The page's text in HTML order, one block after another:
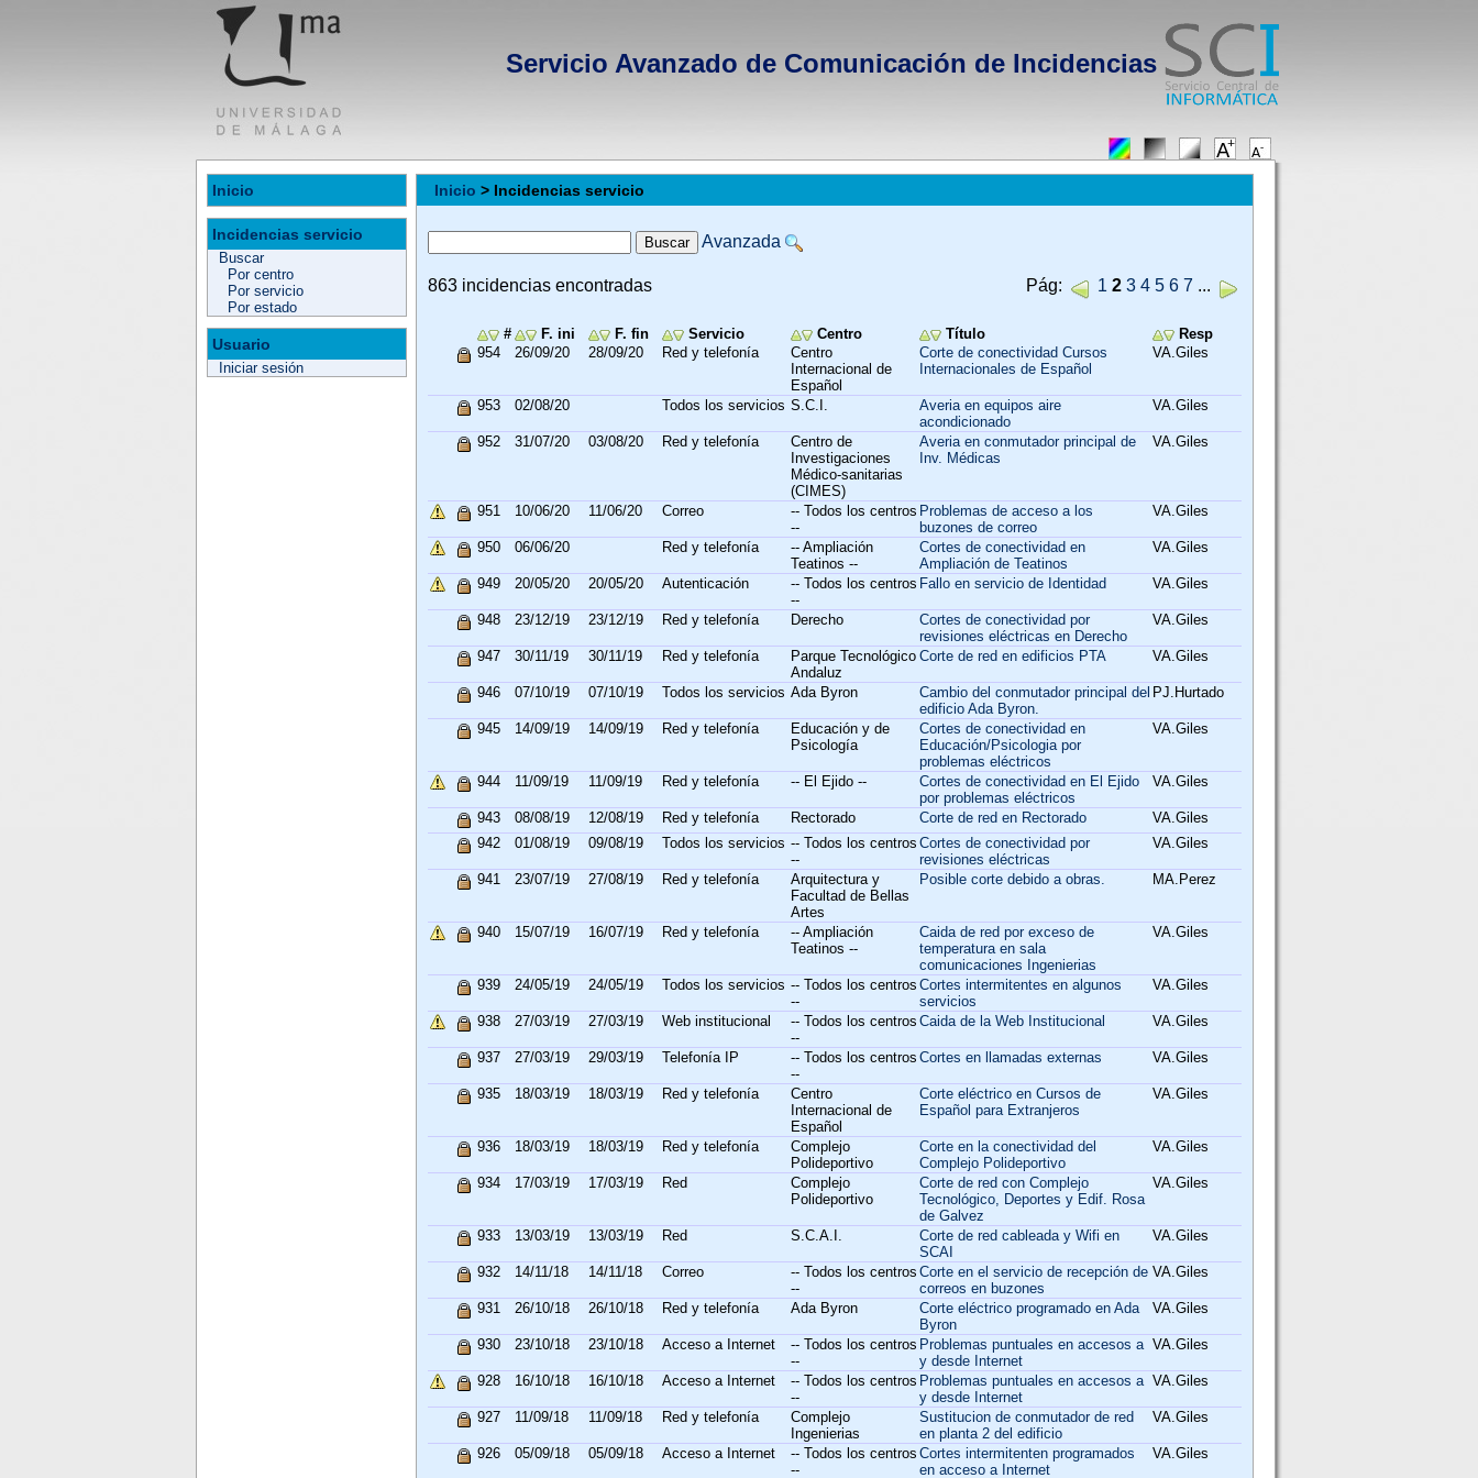
Servicio Avanzado de Comunicación de Incidencias
Inicio
Incidencias servicio
Buscar
Por centro
Por servicio
Por estado
Usuario
Iniciar sesión
Inicio > Incidencias servicio
Avanzada
863 incidencias encontradas Pág: 1 2 3 4 5 6 7 ...
# F. ini F. fin Servicio Centro Título
Resp
954
26/09/20 28/09/20 Red y telefonía
Centro
Internacional de
Español
Corte de conectividad Cursos
Internacionales de Español
VA.Giles
953 02/08/20 Todos los servicios S.C.I.
Averia en equipos aire
acondicionado
VA.Giles
952 31/07/20 03/08/20 Red y telefonía
Centro de
Investigaciones
Médico-sanitarias
(CIMES)
Averia en conmutador principal de
Inv. Médicas
VA.Giles
951 10/06/20 11/06/20 Correo
-- Todos los centros
--
Problemas de acceso a los
buzones de correo
VA.Giles
950 06/06/20 Red y telefonía
-- Ampliación
Teatinos --
Cortes de conectividad en
Ampliación de Teatinos
VA.Giles
949 20/05/20 20/05/20 Autenticación
-- Todos los centros
--
Fallo en servicio de Identidad VA.Giles
948 23/12/19 23/12/19 Red y telefonía Derecho
Cortes de conectividad por
revisiones eléctricas en Derecho
VA.Giles
947 30/11/19 30/11/19 Red y telefonía
Parque Tecnológico
Andaluz
Corte de red en edificios PTA VA.Giles
946 07/10/19 07/10/19 Todos los servicios Ada Byron
Cambio del conmutador principal del
edificio Ada Byron.
PJ.Hurtado
945 14/09/19 14/09/19 Red y telefonía
Educación y de
Psicología
Cortes de conectividad en
Educación/Psicologia por
problemas eléctricos
VA.Giles
944 11/09/19 11/09/19 Red y telefonía -- El Ejido --
Cortes de conectividad en El Ejido
por problemas eléctricos
VA.Giles
943 08/08/19 12/08/19 Red y telefonía Rectorado Corte de red en Rectorado
VA.Giles
942
01/08/19 09/08/19 Todos los servicios -- Todos los centros
--
Cortes de conectividad por
revisiones eléctricas
VA.Giles
941 23/07/19 27/08/19 Red y telefonía
Arquitectura y
Facultad de Bellas
Artes
Posible corte debido a obras. MA.Perez
940 15/07/19 16/07/19 Red y telefonía
-- Ampliación
Teatinos --
Caida de red por exceso de
temperatura en sala
comunicaciones Ingenierias
VA.Giles
939 24/05/19 24/05/19 Todos los servicios -- Todos los centros
--
Cortes intermitentes en algunos
servicios
VA.Giles
938 27/03/19 27/03/19 Web institucional
-- Todos los centros
--
Caida de la Web Institucional VA.Giles
937 27/03/19 29/03/19 Telefonía IP
-- Todos los centros
--
Cortes en llamadas externas VA.Giles
935 18/03/19 18/03/19 Red y telefonía
Centro
Internacional de
Español
Corte eléctrico en Cursos de
Español para Extranjeros
VA.Giles
936 18/03/19 18/03/19 Red y telefonía
Complejo
Polideportivo
Corte en la conectividad del
Complejo Polideportivo
VA.Giles
934 17/03/19 17/03/19 Red
Complejo
Polideportivo
Corte de red con Complejo
Tecnológico, Deportes y Edif. Rosa
de Galvez
VA.Giles
933 13/03/19 13/03/19 Red S.C.A.I.
Corte de red cableada y Wifi en
SCAI
VA.Giles
932 14/11/18 14/11/18 Correo
-- Todos los centros
--
Corte en el servicio de recepción de
correos en buzones
VA.Giles
931 26/10/18 26/10/18 Red y telefonía Ada Byron
Corte eléctrico programado en Ada
Byron
VA.Giles
930 23/10/18 23/10/18 Acceso a Internet
-- Todos los centros
--
Problemas puntuales en accesos a
y desde Internet
VA.Giles
928 16/10/18 16/10/18 Acceso a Internet
-- Todos los centros
--
Problemas puntuales en accesos a
y desde Internet
VA.Giles
927 11/09/18 11/09/18 Red y telefonía
Complejo
Ingenierias
Sustitucion de conmutador de red
en planta 2 del edificio
VA.Giles
926 05/09/18 05/09/18 Acceso a Internet
-- Todos los centros
--
Cortes intermitenten programados
en acceso a Internet
VA.Giles